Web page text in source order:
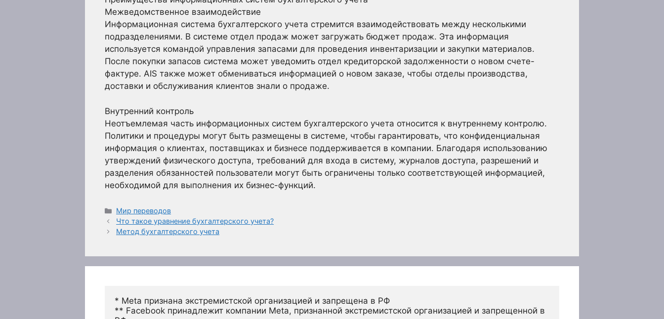
Межведомственное взаимодействие
Информационная система бухгалтерского учета стремится взаимодействовать между несколькими
подразделениями. В системе отдел продаж может загружать бюджет продаж. Эта информация
используется командой управления запасами для проведения инвентаризации и закупки материалов.
После покупки запасов система может уведомить отдел кредиторской задолженности о новом счете-
фактуре. AIS также может обмениваться информацией о новом заказе, чтобы отделы производства,
доставки и обслуживания клиентов знали о продаже.
Внутренний контроль
Неотъемлемая часть информационных систем бухгалтерского учета относится к внутреннему контролю.
Политики и процедуры могут быть размещены в системе, чтобы гарантировать, что конфиденциальная
информация о клиентах, поставщиках и бизнесе поддерживается в компании. Благодаря использованию
утверждений физического доступа, требований для входа в систему, журналов доступа, разрешений и
разделения обязанностей пользователи могут быть ограничены только соответствующей информацией,
необходимой для выполнения их бизнес-функций.
Рубрики
Мир переводов
Что такое уравнение бухгалтерского учета?
Метод бухгалтерского учета
* Meta признана экстремистской организацией и запрещена в РФ
** Facebook принадлежит компании Meta, признанной экстремистской организацией и запрещенной в